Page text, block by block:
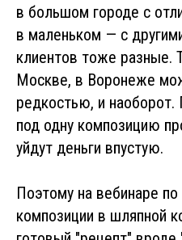
в большом городе с
в маленьком — с
клиентов тоже разные.
Москве, в Воронеже
редкостью, и наоборот.
под одну композицию
уйдут деньги впустую.
Поэтому на вебинаре
композиции в шляпной